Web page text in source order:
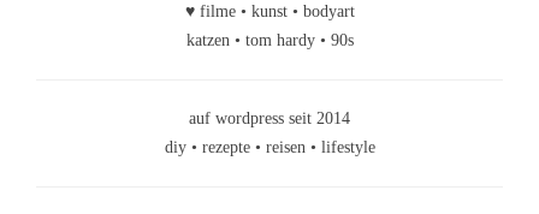
♥ filme • kunst • bodyart
katzen • tom hardy • 90s
auf wordpress seit 2014
diy • rezepte • reisen • lifestyle